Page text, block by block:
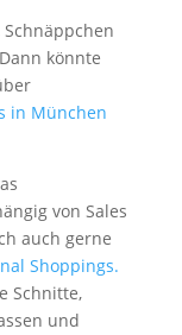
könnte
in München
von Sales
auch gerne
Shoppings.
Schnitte,
und